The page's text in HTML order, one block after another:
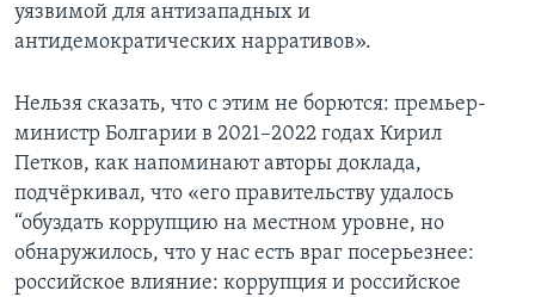
уязвимой для антизападных и
антидемократических нарративов».
Нельзя сказать, что с этим не борются: премьер-
министр Болгарии в 2021–2022 годах Кирил
Петков, как напоминают авторы доклада,
подчёркивал, что «его правительству удалось
“обуздать коррупцию на местном уровне, но
обнаружилось, что у нас есть враг посерьезнее:
российское влияние: коррупция и российское